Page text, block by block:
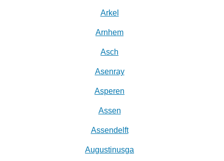
Arkel
Arnhem
Asch
Asenray
Asperen
Assen
Assendelft
Augustinusga